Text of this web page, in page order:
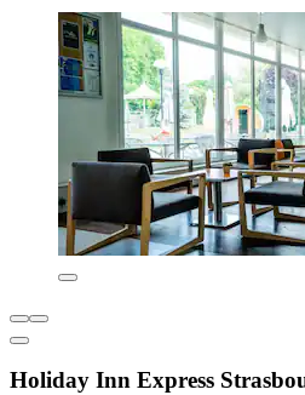
Holiday Inn Express